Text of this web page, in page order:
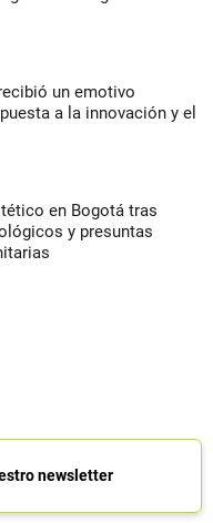
un emotivo
a la innovación y el
en Bogotá tras
y presuntas
newsletter